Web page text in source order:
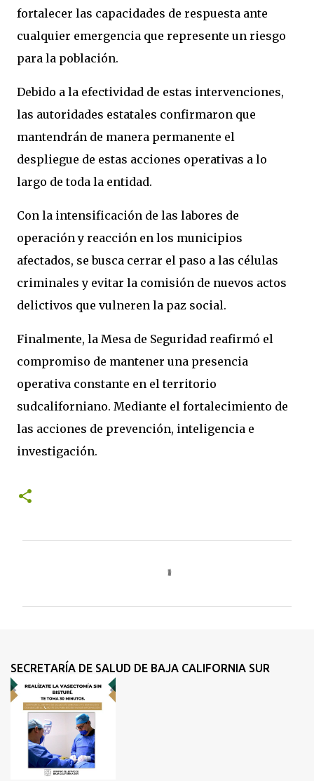
fortalecer las capacidades de respuesta ante
cualquier emergencia que represente un riesgo
para la población.
Debido a la efectividad de estas intervenciones,
las autoridades estatales confirmaron que
mantendrán de manera permanente el
despliegue de estas acciones operativas a lo
largo de toda la entidad.
Con la intensificación de las labores de
operación y reacción en los municipios
afectados, se busca cerrar el paso a las células
criminales y evitar la comisión de nuevos actos
delictivos que vulneren la paz social.
Finalmente, la Mesa de Seguridad reafirmó el
compromiso de mantener una presencia
operativa constante en el territorio
sudcaliforniano. Mediante el fortalecimiento de
las acciones de prevención, inteligencia e
investigación.
t
a
r
o
SECRETARÍA DE SALUD DE BAJA CALIFORNIA SUR